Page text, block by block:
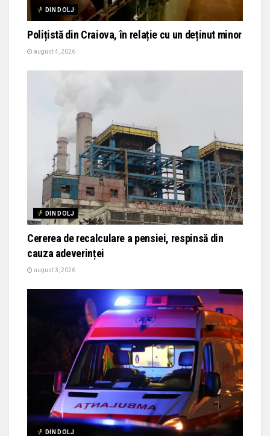
DIN DOLJ
Polițistă din Craiova, în relație cu un deținut minor
august 4, 2026
DIN DOLJ
Cererea de recalculare a pensiei, respinsă din
cauza adeverinței
august 3, 2026
DIN DOLJ